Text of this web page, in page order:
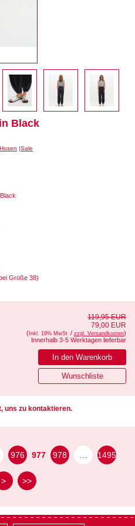
Black
Hosen Sale
Größe 38)
119,95 EUR
79,00 EUR
( Inkl. 19% MwSt / zzgl. Versandkosten)
Innerhalb 3-5 Werktagen lieferbar
uns zu kontaktieren.
976 977 978 1495
> >>